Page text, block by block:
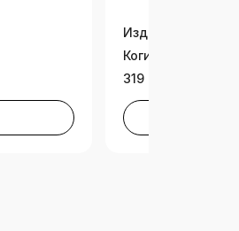
Издательская
Когито-Центр
319 изданий